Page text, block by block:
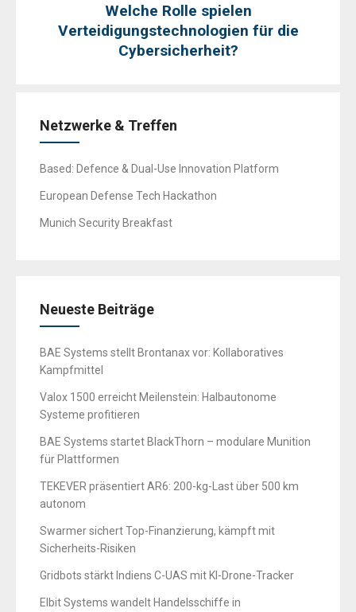
Welche Rolle spielen
Verteidigungstechnologien für die
Cybersicherheit?
Netzwerke & Treffen
Based: Defence & Dual-Use Innovation Platform
European Defense Tech Hackathon
Munich Security Breakfast
Neueste Beiträge
BAE Systems stellt Brontanax vor: Kollaboratives
Kampfmittel
Valox 1500 erreicht Meilenstein: Halbautonome
Systeme profitieren
BAE Systems startet BlackThorn – modulare Munition
für Plattformen
TEKEVER präsentiert AR6: 200-kg-Last über 500 km
autonom
Swarmer sichert Top-Finanzierung, kämpft mit
Sicherheits-Risiken
Gridbots stärkt Indiens C-UAS mit KI-Drone-Tracker
Elbit Systems wandelt Handelsschiffe in